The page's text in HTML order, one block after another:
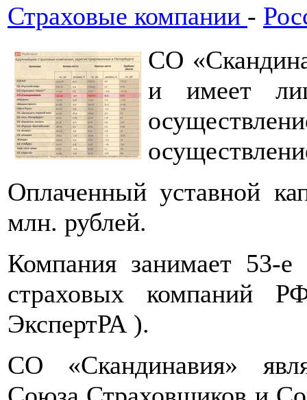
Страховые компании -
СО
и имеет
Оплаченный уставной
млн. рублей.
Компания занимает 53-
страховых компаний
ЭкспертРА ).
СO «Скандинавия»